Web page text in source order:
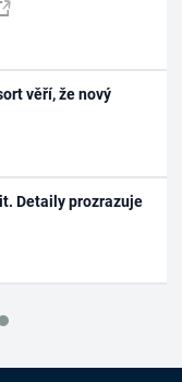
věří, že nový
Detaily prozrazuje